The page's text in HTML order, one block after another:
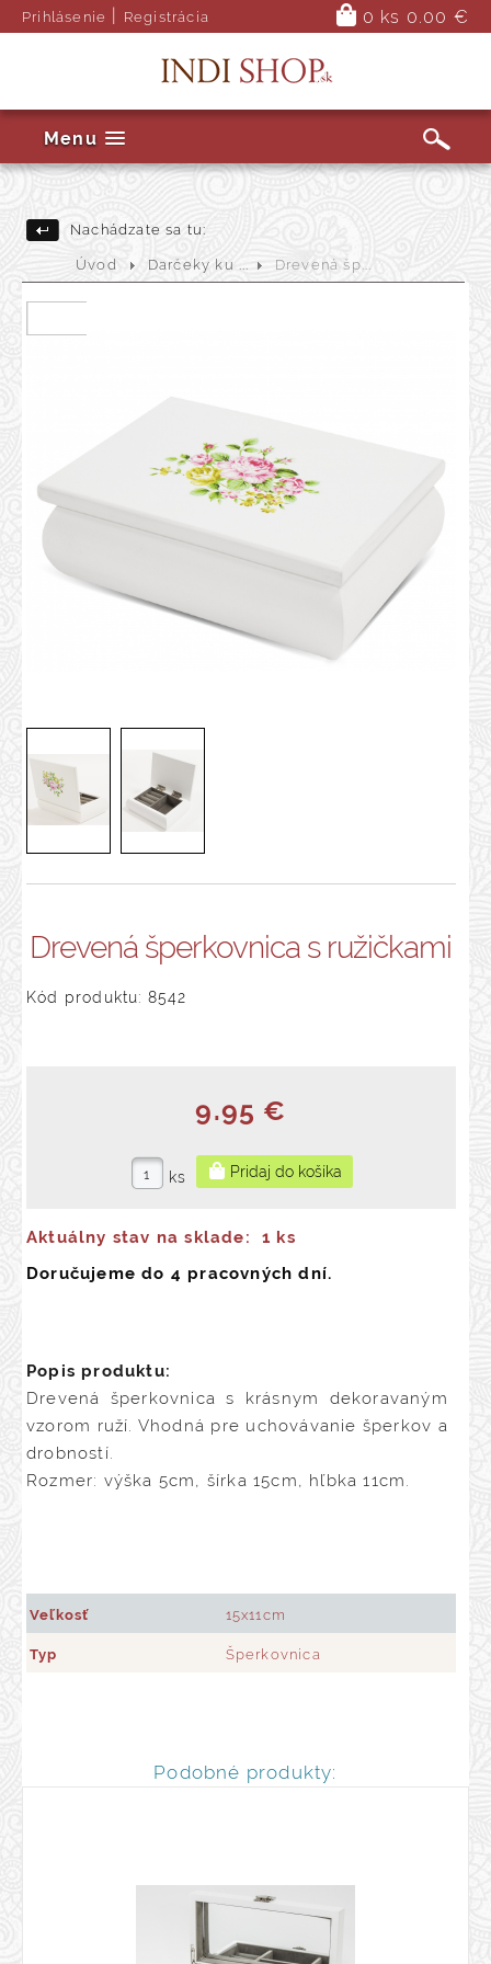
Prihlásenie Registrácia 0 ks 0.00 €
Menu
Nachádzate sa tu:
Úvod Darčeky ku ... Drevená šp...
Drevená šperkovnica s ružičkami
Kód produktu: 8542
9.95 €
ks
Aktuálny stav na sklade:
1 ks
Doručujeme do 4 pracovných dní.
Popis produktu:
Drevená šperkovnica s krásnym dekoravaným
vzorom ruží. Vhodná pre uchovávanie šperkov a
drobností.
Rozmer: výška 5cm, šírka 15cm, hľbka 11cm.
Veľkosť 15x11cm
Typ Šperkovnica
Podobné produkty: